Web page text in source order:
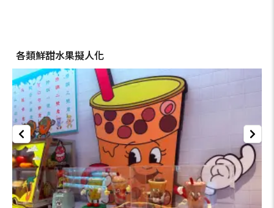
各類鮮甜水果擬人化